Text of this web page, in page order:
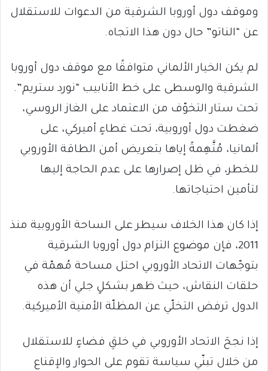
وموقف دول أوروبا الشرقية من الدعوات للاستقلال
عن “الناتو” حال دون هذا الاتجاه.
لم يكن الخيار الألماني متوافقًا مع موقف دول أوروبا
الشرقية والوسطى على خط الأنابيب “نورد ستريم”.
تحت ستار التخوّف من الاعتماد على الغاز الروسي،
ضغطت دول أوروبية، تحت غطاءٍ أميركي، على
ألمانيا، مُتَّهِمةً إياها بتعريض أمن الطاقة الأوروبي
للخطر، في ظل إصرارها على عدم الحاجة إليها
لتأمين احتياجاتها.
إذا كان هذا الخلاف سيطر على الساحة الأوروبية منذ
2011، فإن موضوع التزام دول أوروبا الشرقية
بتوجّهات الاتحاد الأوروبي احتل مساحة مُهمّة في
حلقات النقاش، حيث ظهر بشكلٍ جلي أن هذه
الدول ترفض التخلّي عن المظلّة الأمنية الأميركية.
إذا نجحَ الاتحاد الأوروبي في خلقِ فضاءٍ للاستقلال
من خلال تبنّي سياسة تقوم على الحوار والإقناع